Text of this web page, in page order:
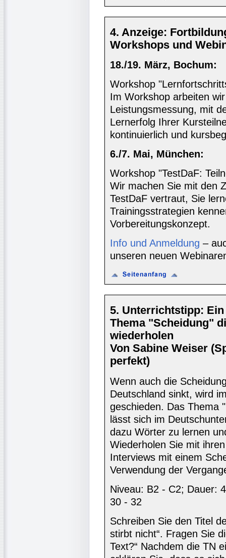
4. Anzeige:
Workshops und
18./19. März, Bochum:
Workshop
Im Workshop arbeiten
Leistungsmessung, mit
Lernerfolg Ihrer
kontinuierlich und
6./7. Mai, München:
Workshop "TestDaF:
Wir machen Sie mit den
TestDaF ver­traut, Sie
Trainingsstrategien
Vorbereitungskonzept.
Info und Anmeldung –
unseren neuen
5. Unterrichtstipp:
Thema "Scheidung"
wiederholen
Von Sabine Weiser
perfekt)
Wenn auch die
Deutschland sinkt, wird
geschieden. Das Thema
lässt sich im
dazu Wörter zu lernen
Wiederholen Sie mit
Interviews mit einem
Verwendung der
Niveau: B2 - C2; Dauer:
30 - 32
Schreiben Sie den Titel
stirbt nicht“. Fragen Sie
Text?“ Nachdem die TN